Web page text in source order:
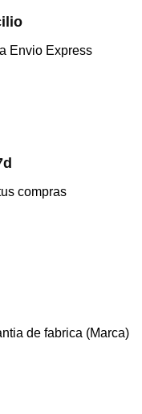
Envio Express
compras
de fabrica (Marca)